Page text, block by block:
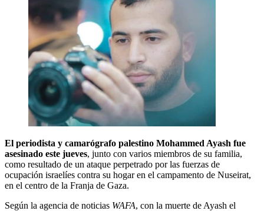
El periodista y camarógrafo palestino Mohammed Ayash fue
asesinado este jueves, junto con varios miembros de su familia,
como resultado de un ataque perpetrado por las fuerzas de
ocupación israelíes contra su hogar en el campamento de Nuseirat,
en el centro de la Franja de Gaza.
Según la agencia de noticias WAFA, con la muerte de Ayash el